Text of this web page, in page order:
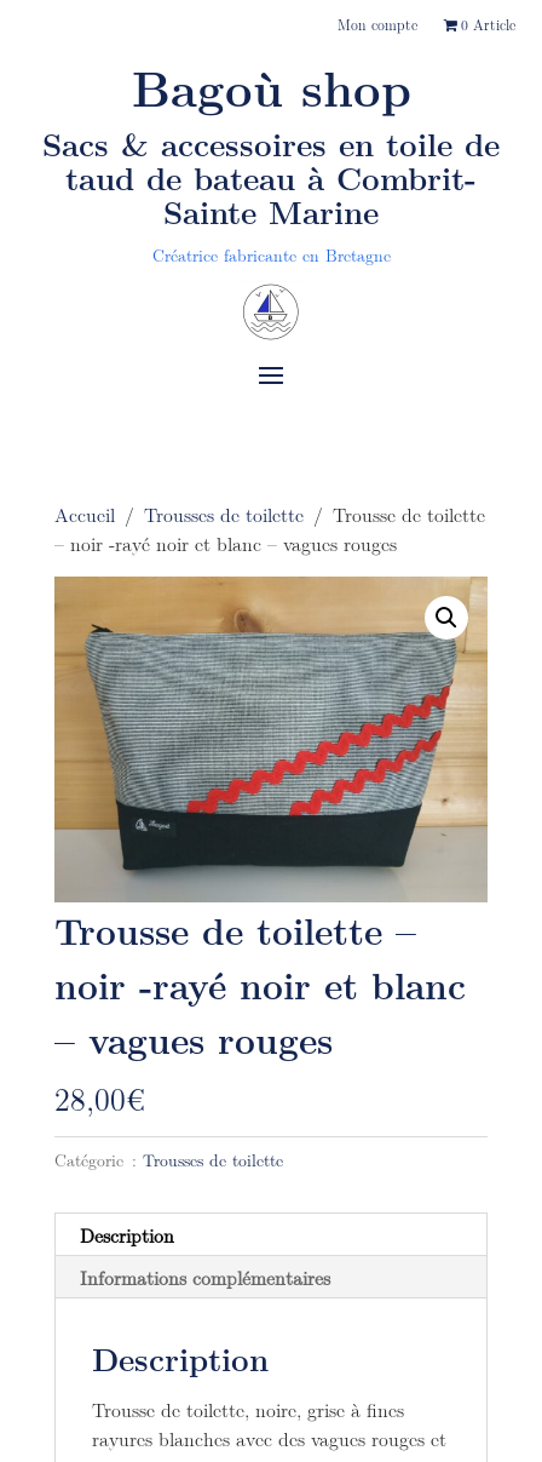
Mon compte 0 Article
Bagoù shop
Sacs & accessoires en toile de
taud de bateau à Combrit-
Sainte Marine
Créatrice fabricante en Bretagne
Accueil / Trousses de toilette/ Trousse de toilette
– noir -rayé noir et blanc – vagues rouges
Trousse de toilette –
noir -rayé noir et blanc
– vagues rouges
28,00€
Catégorie : Trousses de toilette
Description
Informations complémentaires
Description
Trousse de toilette, noire, grise à fines
rayures blanches avec des vagues rouges et